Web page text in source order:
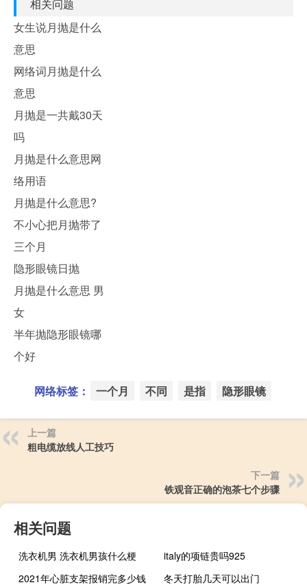
相关问题
女生说月抛是什么
意思
网络词月抛是什么
意思
月抛是一共戴30天
吗
月抛是什么意思网
络用语
月抛是什么意思?
不小心把月抛带了
三个月
隐形眼镜日抛
月抛是什么意思 男
女
半年抛隐形眼镜哪
个好
网络标签： 一个月 不同 是指 隐形眼镜
上一篇
粗电缆放线人工技巧
下一篇
铁观音正确的泡茶七个步骤
相关问题
洗衣机男 洗衣机男孩什么梗
italy的项链贵吗925
2021年心脏支架报销完多少钱
冬天打胎几天可以出门